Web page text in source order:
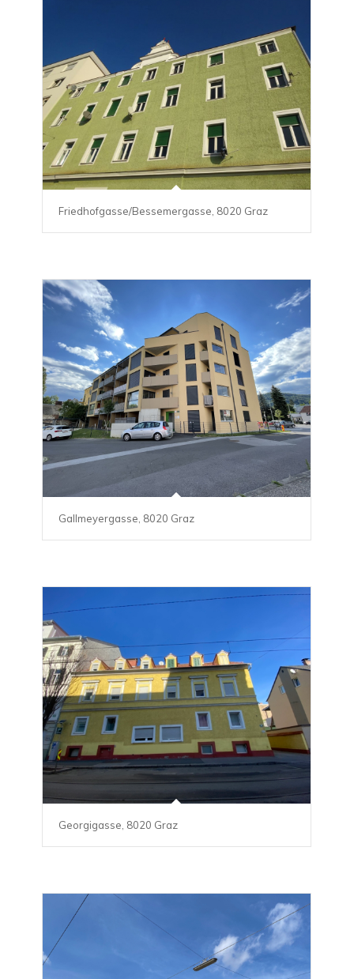
Friedhofgasse/Bessemergasse, 8020 Graz
Gallmeyergasse, 8020 Graz
Georgigasse, 8020 Graz